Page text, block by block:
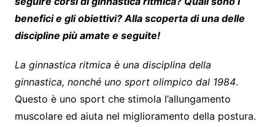
benefici e gli obiettivi? Alla scoperta di una delle
discipline più amate e seguite!
La ginnastica ritmica è una disciplina della
ginnastica, nonché uno sport olimpico dal 1984.
Questo è uno sport che stimola l’allungamento
muscolare ed aiuta nel miglioramento della postura.